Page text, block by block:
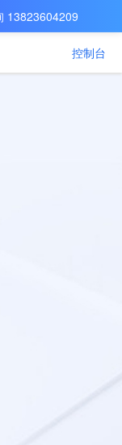
13823604209
控制台